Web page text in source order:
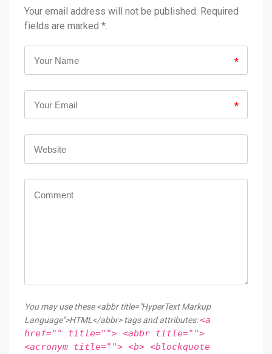
Your email address will not be published. Required
fields are marked *.
*
*
You may use these <abbr title="HyperText Markup
Language">HTML</abbr> tags and attributes:<a
href="" title=""> <abbr title="">
<acronym title=""> <b> <blockquote